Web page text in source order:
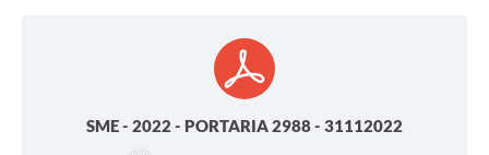
SME - 2022 - PORTARIA 2988 - 31112022